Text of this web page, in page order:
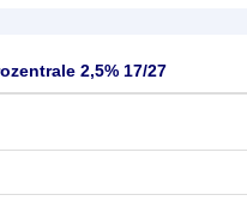
2,5% 17/27